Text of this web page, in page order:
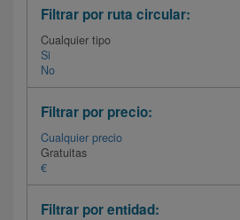
Filtrar por ruta circular:
Cualquier tipo
Si
No
Filtrar por precio:
Cualquier precio
Gratuitas
€
Filtrar por entidad: